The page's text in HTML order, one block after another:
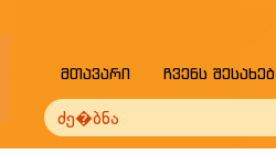
მთავარი ჩვენს შესახებ